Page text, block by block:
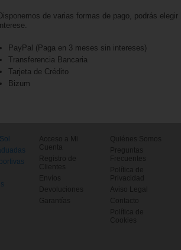
de varias formas de pago, podrás elegir
PayPal (Paga en 3 meses sin intereses)
Transferencia Bancaria
Tarjeta de Crédito
Bizum
Acceso a Mi
Cuenta
Registro de
Clientes
Envíos
Devoluciones
Garantías
Quiénes Somos
Preguntas
Frecuentes
Política de
Privacidad
Aviso Legal
Contacto
Política de
Cookies